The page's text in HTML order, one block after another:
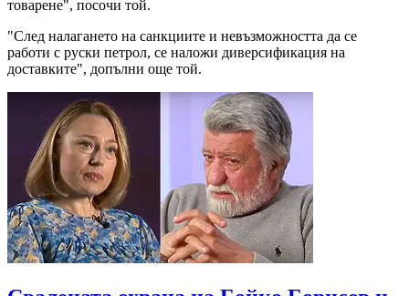
товарене", посочи той.
"След налагането на санкциите и невъзможността да се
работи с руски петрол, се наложи диверсификация на
доставките", допълни още той.